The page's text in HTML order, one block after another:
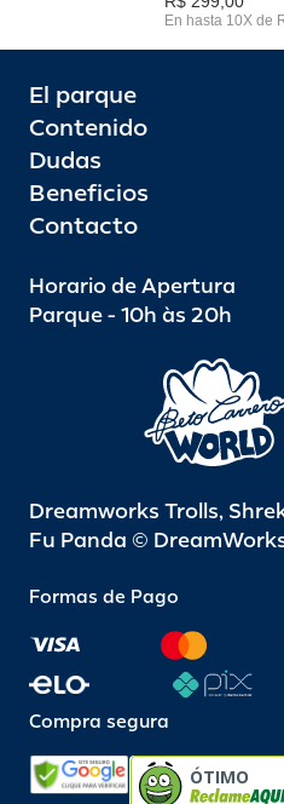
En hasta 10X de
El parque
Contenido
Dudas
Beneficios
Contacto
Horario de Apertura
Parque - 10h às 20h
Dreamworks Trolls,
Fu Panda ©
Formas de Pago
Compra segura
ÓTIMO